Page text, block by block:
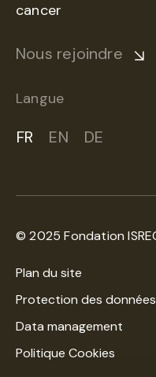
cancer
Nous rejoindre
Langue
FR EN DE
© 2025 Fondation
Plan du site
Protection des données
Data management
Politique Cookies